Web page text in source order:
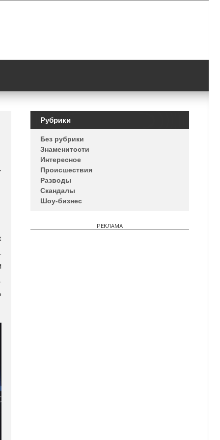
Рубрики
Без рубрики
Знаменитости
Интересное
Происшествия
Разводы
Скандалы
Шоу-бизнес
РЕКЛАМА